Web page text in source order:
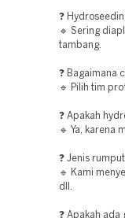
❓
🔹 Sering
tambang.
❓ Bagaimana
🔹 Pilih tim
❓ Apakah
🔹 Ya, karena
❓ Jenis
🔹 Kami
dll.
❓ Apakah